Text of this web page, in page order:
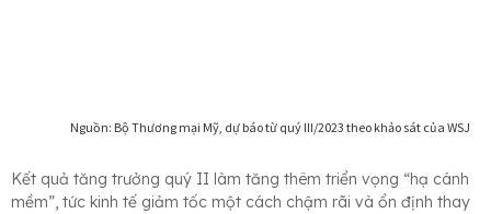
Kết quả tăng trưởng quý II làm tăng thêm triển vọng “hạ cánh
mềm”, tức kinh tế giảm tốc một cách chậm rãi và ổn định thay